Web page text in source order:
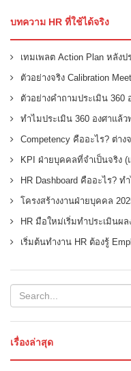
บทความ HR ที่ใช้ได้จริง
เทมเพลต Action Plan หลัง
ตัวอย่างจริง Calibration
ตัวอย่างคำถามประเมิน
ทำไมประเมิน 360 องศาแล้
Competency คืออะไร? ต่าง
KPI ฝ่ายบุคคลที่จำเป็นจริง (
HR Dashboard คืออะไร?
โครงสร้างงานฝ่ายบุคคล
HR มือใหม่เริ่มทำประเมินผล
เริ่มต้นทำงาน HR ต้องรู้
เรื่องล่าสุด